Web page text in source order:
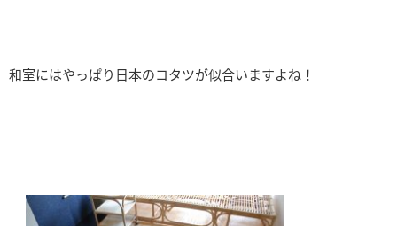
和室にはやっぱり日本のコタツが似合いますよね！